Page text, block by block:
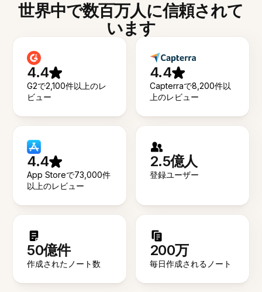
世界中で数百万人に信頼されて
います
4.4
G2で2,100件以上のレ
ビュー
4.4
Capterraで8,200件以
上のレビュー
4.4
App Storeで73,000件
以上のレビュー
2.5億人
登録ユーザー
50億件
作成されたノート数
200万
毎日作成されるノート